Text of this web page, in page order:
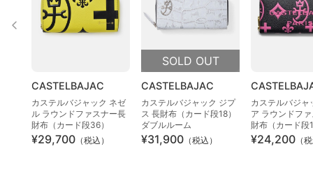
CASTELBAJAC
カステルバジャック ネゼ
ル ラウンドファスナー長
財布（カード段36）
¥29,700 （税込）
SOLD OUT
CASTELBAJAC
カステルバジャック ジプ
ス 長財布（カード段18）
ダブルルーム
¥31,900 （税込）
カステルバジャ
ア ラウンドフ
財布（カード段
¥24,200 （